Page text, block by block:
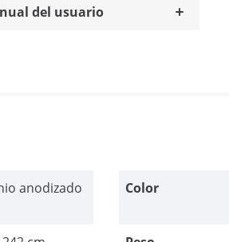
del usuario
anodizado Color